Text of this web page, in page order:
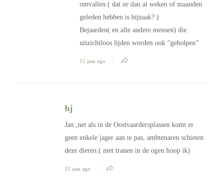
omvallen.( dat ze dan al weken of maanden
geleden hebben is bijzaak? )
Bejaarden( en alle andere mensen) die
uitzichtloos lijden worden ook “geholpen”
11 jaar ago
hj
Jan ,net als in de Oostvaardersplassen komt er
geen enkele jager aan te pas, ambtenaren schieten
deze dieren.( met tranen in de ogen hoop ik)
11 jaar ago